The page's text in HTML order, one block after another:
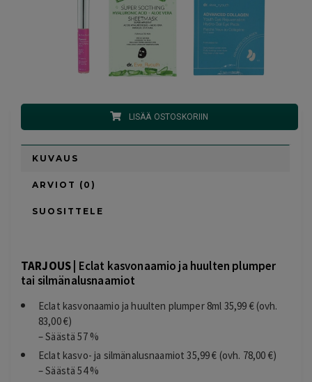
LISÄÄ OSTOSKORIIN
KUVAUS
ARVIOT (0)
SUOSITTELE
TARJOUS | Eclat kasvonaamio ja huulten plumper
tai silmänalusnaamiot
Eclat kasvonaamio ja huulten plumper 8ml 35,99 € (ovh.
83,00 €)
– Säästä 57 %
Eclat kasvo- ja silmänalusnaamiot 35,99 € (ovh. 78,00 €)
– Säästä 54 %